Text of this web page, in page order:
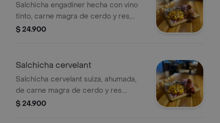
Salchicha engadiner hecha con vino
tinto, carne magra de cerdo y res,
acompañada de papas fritas y salsas.
$ 24.900
Salchicha cervelant
Salchicha cervelant suiza, ahumada,
de carne magra de cerdo y res.
Acompañada de papas fritas.
$ 24.900